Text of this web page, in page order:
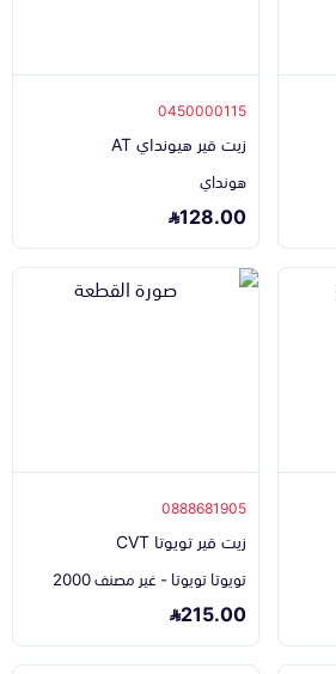
0450000115
زيت قير هيونداي AT
هونداي
128.00
0888681905
زيت قير تويوتا CVT
تويوتا تويوتا - غير مصنف 2000
215.00